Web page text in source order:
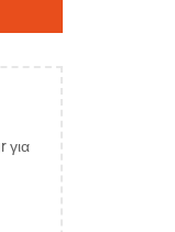
για